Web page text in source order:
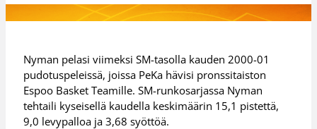
Nyman pelasi viimeksi SM-tasolla kauden 2000-01
pudotuspeleissä, joissa PeKa hävisi pronssitaiston
Espoo Basket Teamille. SM-runkosarjassa Nyman
tehtaili kyseisellä kaudella keskimäärin 15,1 pistettä,
9,0 levypalloa ja 3,68 syöttöä.